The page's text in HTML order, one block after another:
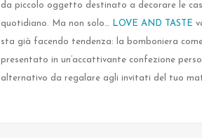
da piccolo oggetto destinato a decorare le
quotidiano. Ma non solo…
LOVE AND TASTE
sta già facendo tendenza: la bomboniera
presentato in un’accattivante confezione
alternativo da regalare agli invitati del tuo